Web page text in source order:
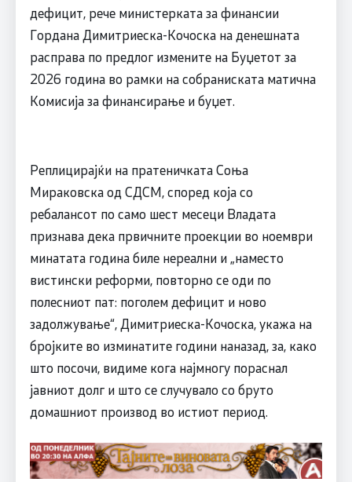
дефицит, рече министерката за финансии
Гордана Димитриеска-Кочоска на денешната
расправа по предлог измените на Буџетот за
2026 година во рамки на собраниската матична
Комисија за финансирање и буџет.
Реплицирајќи на пратеничката Соња
Мираковска од СДСМ, според која со
ребалансот по само шест месеци Владата
признава дека првичните проекции во ноември
минатата година биле нереални и „наместо
вистински реформи, повторно се оди по
полесниот пат: поголем дефицит и ново
задолжување“, Димитриеска-Кочоска, укажа на
бројките во изминатите години наназад, за, како
што посочи, видиме кога најмногу пораснал
јавниот долг и што се случувало со бруто
домашниот производ во истиот период.